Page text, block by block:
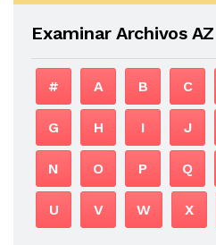
Examinar Archivos AZ
# A B C
G H I J
N O P Q
U V W X